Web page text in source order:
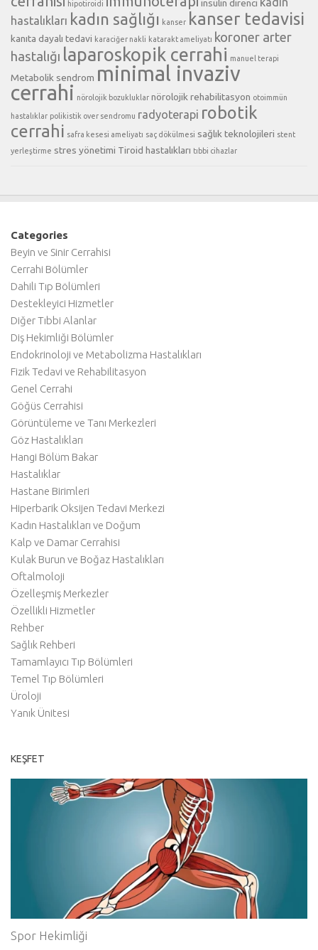
hipotiroidi insülin direnci
hastalıkları kadın sağlığı kanser kanser tedavisi
kanıta dayalı tedavi karaciğer nakli katarakt ameliyatı koroner arter
hastalığı laparoskopik cerrahi manuel terapi
Metabolik sendrom minimal invaziv
cerrahi nörolojik bozukluklar nörolojik rehabilitasyon otoimmün
hastalıklar polikistik over sendromu radyoterapi robotik
cerrahi safra kesesi ameliyatı saç dökülmesi sağlık teknolojileri stent
yerleştirme stres yönetimi Tiroid hastalıkları tıbbi cihazlar
Categories
Beyin ve Sinir Cerrahisi
Cerrahi Bölümler
Dahili Tıp Bölümleri
Destekleyici Hizmetler
Diğer Tıbbi Alanlar
Diş Hekimliği Bölümler
Endokrinoloji ve Metabolizma Hastalıkları
Fizik Tedavi ve Rehabilitasyon
Genel Cerrahi
Göğüs Cerrahisi
Görüntüleme ve Tanı Merkezleri
Göz Hastalıkları
Hangi Bölüm Bakar
Hastalıklar
Hastane Birimleri
Hiperbarik Oksijen Tedavi Merkezi
Kadın Hastalıkları ve Doğum
Kalp ve Damar Cerrahisi
Kulak Burun ve Boğaz Hastalıkları
Oftalmoloji
Özelleşmiş Merkezler
Özellikli Hizmetler
Rehber
Sağlık Rehberi
Tamamlayıcı Tıp Bölümleri
Temel Tıp Bölümleri
Üroloji
Yanık Ünitesi
KEŞFET
Spor Hekimliği